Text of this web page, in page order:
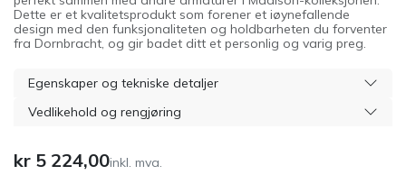
Dette er et kvalitetsprodukt som forener et iøynefallende
design med den funksjonaliteten og holdbarheten du forventer
fra Dornbracht, og gir badet ditt et personlig og varig preg.
Egenskaper og tekniske detaljer
Vedlikehold og rengjøring
kr 5 224,00inkl. mva.